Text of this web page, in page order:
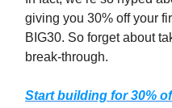
giving you 30% off your
BIG30. So forget about
break-through.
Start building for 30%